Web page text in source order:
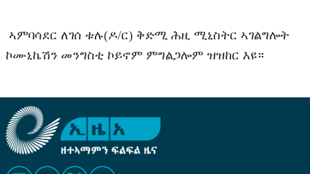
ኮሙኒኬሽን መንግስቲ ኮይኖም ምግልጋሎም ዝዝከር እዩ።